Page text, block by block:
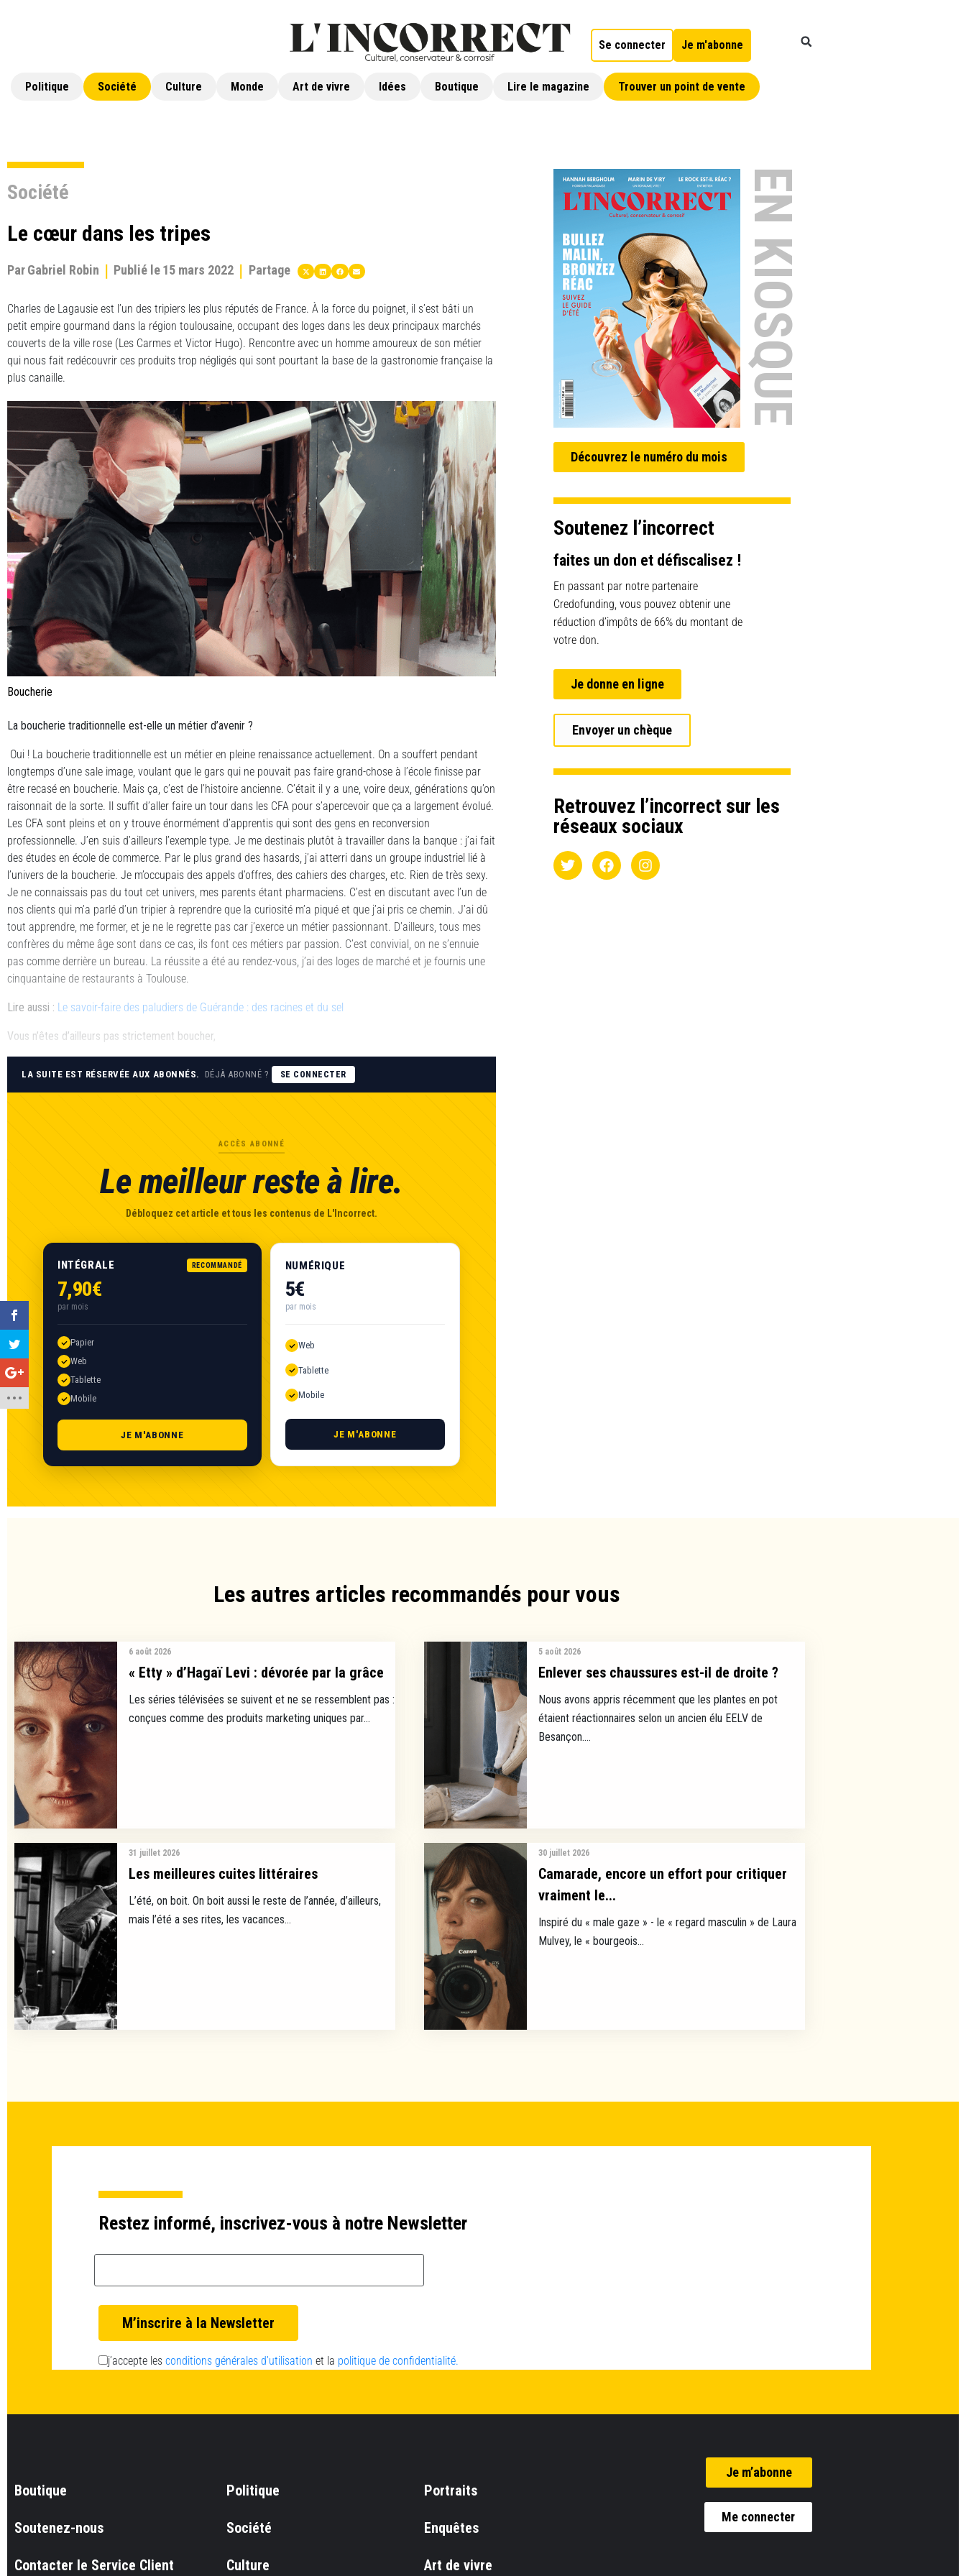
Se connecter Je m'abonne
Politique Société Culture Monde Art de vivre Idées Boutique Lire le magazine Trouver un point de vente
Société
Le cœur dans les tripes
ParGabriel Robin Publié le15 mars 2022 Partage
Charles de Lagausie est l’un des tripiers les plus réputés de France. À la force du poignet, il s’est bâti un
petit empire gourmand dans la région toulousaine, occupant des loges dans les deux principaux marchés
couverts de la ville rose (Les Carmes et Victor Hugo). Rencontre avec un homme amoureux de son métier
qui nous fait redécouvrir ces produits trop négligés qui sont pourtant la base de la gastronomie française la
plus canaille.
Boucherie
La boucherie traditionnelle est-elle un métier d’avenir ?
Oui ! La boucherie traditionnelle est un métier en pleine renaissance actuellement. On a souffert pendant
longtemps d’une sale image, voulant que le gars qui ne pouvait pas faire grand-chose à l’école finisse par
être recasé en boucherie. Mais ça, c’est de l’histoire ancienne. C’était il y a une, voire deux, générations qu’on
raisonnait de la sorte. Il suffit d’aller faire un tour dans les CFA pour s’apercevoir que ça a largement évolué.
Les CFA sont pleins et on y trouve énormément d’apprentis qui sont des gens en reconversion
professionnelle. J’en suis d’ailleurs l’exemple type. Je me destinais plutôt à travailler dans la banque : j’ai fait
des études en école de commerce. Par le plus grand des hasards, j’ai atterri dans un groupe industriel lié à
l’univers de la boucherie. Je m’occupais des appels d’offres, des cahiers des charges, etc. Rien de très sexy.
Je ne connaissais pas du tout cet univers, mes parents étant pharmaciens. C’est en discutant avec l’un de
nos clients qui m’a parlé d’un tripier à reprendre que la curiosité m’a piqué et que j’ai pris ce chemin. J’ai dû
tout apprendre, me former, et je ne le regrette pas car j’exerce un métier passionnant. D’ailleurs, tous mes
confrères du même âge sont dans ce cas, ils font ces métiers par passion. C’est convivial, on ne s’ennuie
pas comme derrière un bureau. La réussite a été au rendez-vous, j’ai des loges de marché et je fournis une
cinquantaine de restaurants à Toulouse.
Lire aussi : Le savoir-faire des paludiers de Guérande : des racines et du sel
Vous n’êtes d’ailleurs pas strictement boucher,
LA SUITE EST RÉSERVÉE AUX ABONNÉS. DÉJÀ ABONNÉ ? SE CONNECTER
ACCÈS ABONNÉ
Le meilleur reste à lire.
Débloquez cet article et tous les contenus de L'Incorrect.
INTÉGRALE RECOMMANDÉ
7,90€
par mois
Papier
Web
Tablette
Mobile
JE M'ABONNE
NUMÉRIQUE
5€
par mois
Web
Tablette
Mobile
JE M'ABONNE
EN KIOSQUE
Découvrez le numéro du mois
Soutenez l’incorrect
faites un don et défiscalisez !
En passant par notre partenaire
Credofunding, vous pouvez obtenir une
réduction d’impôts de 66% du montant de
votre don.
Je donne en ligne
Envoyer un chèque
Retrouvez l’incorrect sur les
réseaux sociaux
Les autres articles recommandés pour vous​
6 août 2026
« Etty » d’Hagaï Levi : dévorée par la grâce
Les séries télévisées se suivent et ne se ressemblent pas :
conçues comme des produits marketing uniques par...
5 août 2026
Enlever ses chaussures est-il de droite ?
Nous avons appris récemment que les plantes en pot
étaient réactionnaires selon un ancien élu EELV de
Besançon....
31 juillet 2026
Les meilleures cuites littéraires
L’été, on boit. On boit aussi le reste de l’année, d’ailleurs,
mais l’été a ses rites, les vacances...
30 juillet 2026
Camarade, encore un effort pour critiquer
vraiment le...
Inspiré du « male gaze » - le « regard masculin » de Laura
Mulvey, le « bourgeois...
Restez informé, inscrivez-vous à notre Newsletter
j’accepte les conditions générales d’utilisation et la politique de confidentialité.
Boutique
Soutenez-nous
Contacter le Service Client
Politique
Société
Culture
Portraits
Enquêtes
Art de vivre
Je m’abonne
Me connecter